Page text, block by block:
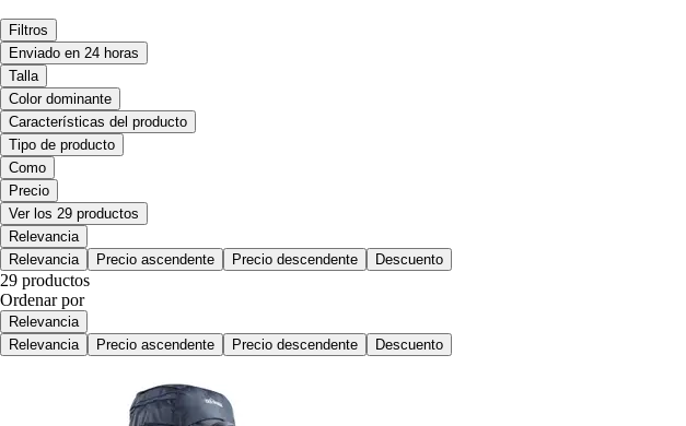
Filtros
Enviado en 24 horas
Talla
Color dominante
Características del producto
Tipo de producto
Como
Precio
Ver los 29 productos
Relevancia
Relevancia
Precio ascendente Precio descendente Descuento
29 productos
Ordenar por
Relevancia
Relevancia
Precio ascendente Precio descendente Descuento